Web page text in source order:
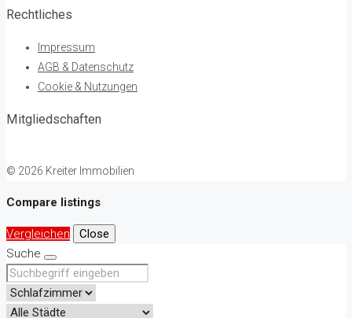
Rechtliches
Impressum
AGB & Datenschutz
Cookie & Nutzungen
Mitgliedschaften
© 2026 Kreiter Immobilien
Compare listings
Vergleichen
Close
Suche